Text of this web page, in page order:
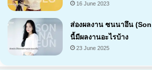
16 June 2023
ส่องผลงาน ซนนาอึน
นี้มีผลงานอะไรบ้าง
23 June 2025